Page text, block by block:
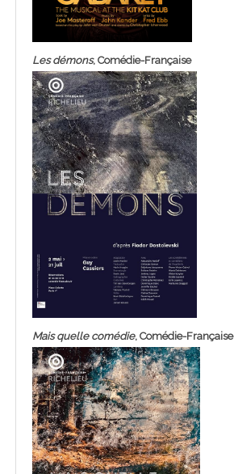
Les démons, Comédie-Française
Mais quelle comédie, Comédie-Française